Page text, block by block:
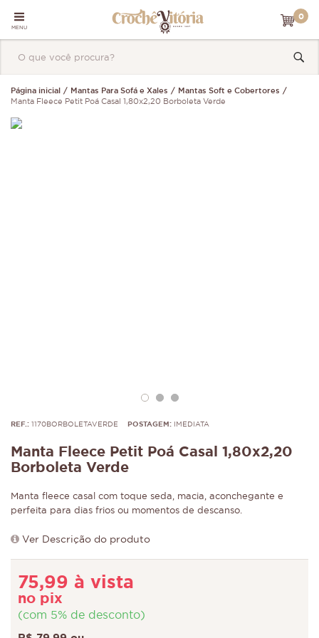
MENU
0
Página inicial Mantas Para Sofá e Xales
Mantas Soft e Cobertores
Manta Fleece Petit Poá Casal 1,80x2,20 Borboleta Verde
REF.: 1170BORBOLETAVERDE POSTAGEM: IMEDIATA
Manta Fleece Petit Poá Casal 1,80x2,20
Borboleta Verde
Manta fleece casal com toque seda, macia, aconchegante e
perfeita para dias frios ou momentos de descanso.
Ver Descrição do produto
75,99 à vista
no pix
(com 5% de desconto)